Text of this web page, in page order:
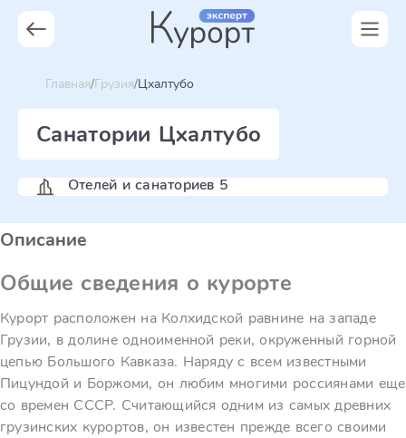
Главная Грузия Цхалтубо
Санатории Цхалтубо
Отелей и санаториев 5
Описание
Общие сведения о курорте
Курорт расположен на Колхидской равнине на западе
Грузии, в долине одноименной реки, окруженный горной
цепью Большого Кавказа. Наряду с всем известными
Пицундой и Боржоми, он любим многими россиянами еще
со времен СССР. Считающийся одним из самых древних
грузинских курортов, он известен прежде всего своими